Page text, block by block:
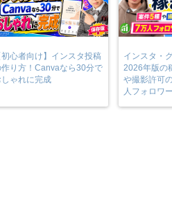
初心者向け】インスタ投稿
作り方！Canvaなら30分で
しゃれに完成
インスタ・
2026年版の
や撮影許可
人フォロワ